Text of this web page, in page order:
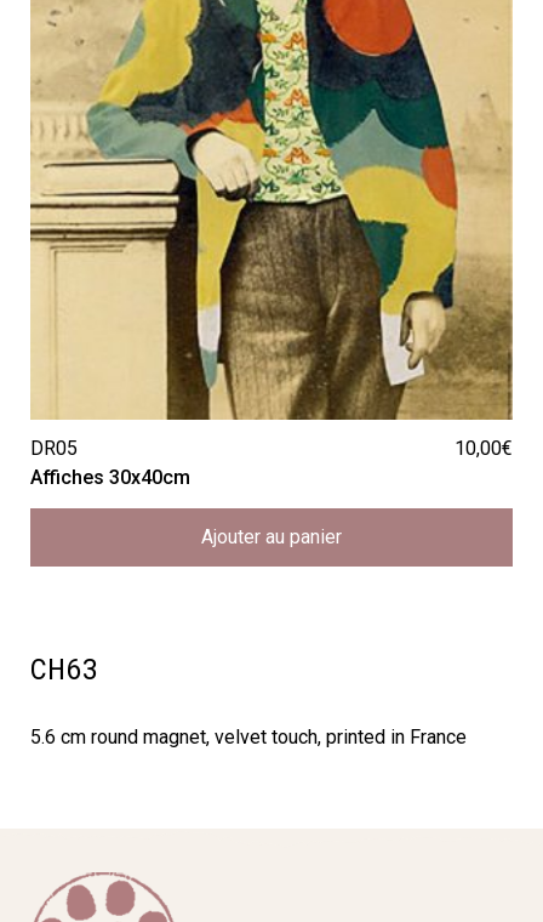
DR05 10,00€
Affiches 30x40cm
Ajouter au panier
CH63
5.6 cm round magnet, velvet touch, printed in France